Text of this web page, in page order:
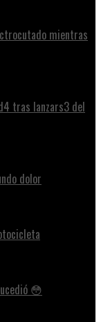
mientras
tras lanzars3 del
dolor
😳